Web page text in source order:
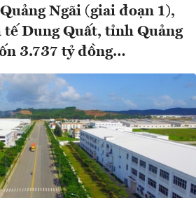
Ngãi (giai đoạn 1),
Dung Quất, tỉnh Quảng
3.737 tỷ đồng…